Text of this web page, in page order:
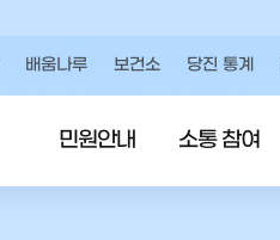
배움나루 보건소 당진 통계
민원안내 소통 참여